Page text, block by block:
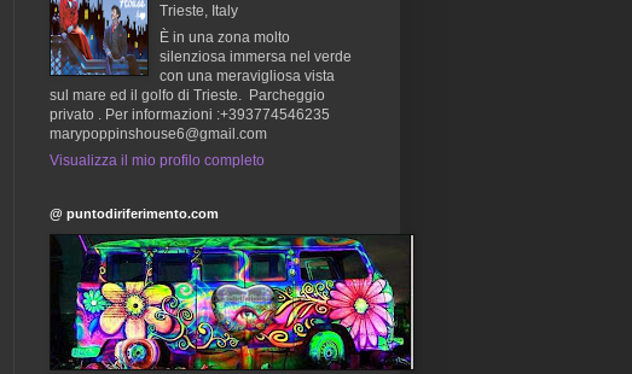
Trieste, Italy
È in una zona molto
silenziosa immersa nel verde
con una meravigliosa vista
sul mare ed il golfo di Trieste. Parcheggio
privato . Per informazioni :+393774546235
marypoppinshouse6@gmail.com
Visualizza il mio profilo completo
@ puntodiriferimento.com